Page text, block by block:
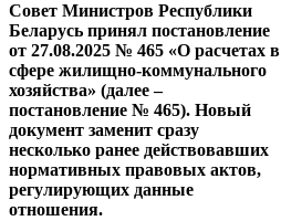
Совет Министров Республики
Беларусь принял постановление
от 27.08.2025 № 465 «О расчетах в
сфере жилищно-коммунального
хозяйства» (далее –
постановление № 465). Новый
документ заменит сразу
несколько ранее действовавших
нормативных правовых актов,
регулирующих данные
отношения.